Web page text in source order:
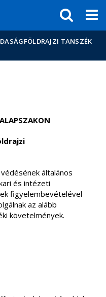
TANSZÉK
általános
és intézeti
figyelembevételével
az alább
követelmények.